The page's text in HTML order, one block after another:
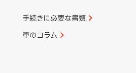
手続きに必要な書類
車のコラム